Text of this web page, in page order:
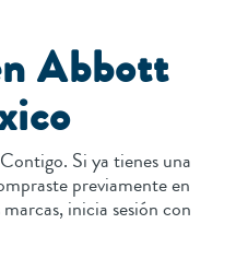
Abbott
Si ya tienes una
previamente en
inicia sesión con